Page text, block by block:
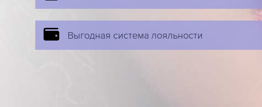
Выгодная система лояльности